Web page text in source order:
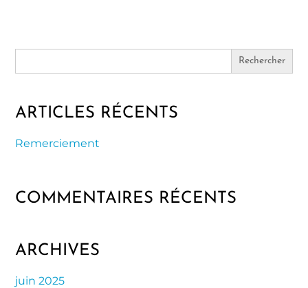
Search
ARTICLES RÉCENTS
Remerciement
COMMENTAIRES RÉCENTS
ARCHIVES
juin 2025